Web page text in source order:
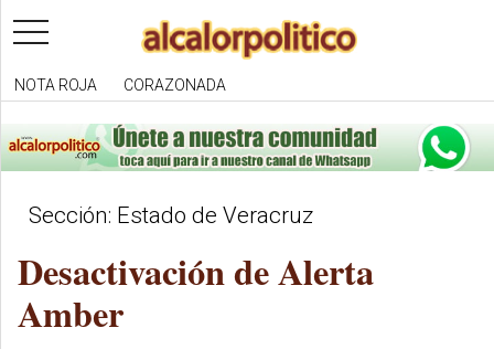
toggle
navigation
NOTA ROJA CORAZONADA
Sección: Estado de Veracruz
Desactivación de Alerta
Amber